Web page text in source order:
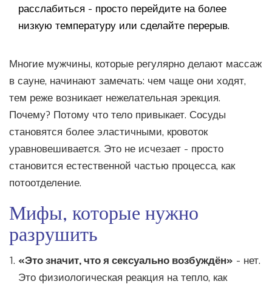
расслабиться - просто перейдите на более
низкую температуру или сделайте перерыв.
Многие мужчины, которые регулярно делают массаж
в сауне, начинают замечать: чем чаще они ходят,
тем реже возникает нежелательная эрекция.
Почему? Потому что тело привыкает. Сосуды
становятся более эластичными, кровоток
уравновешивается. Это не исчезает - просто
становится естественной частью процесса, как
потоотделение.
Мифы, которые нужно
разрушить
«Это значит, что я сексуально возбуждён» - нет.
Это физиологическая реакция на тепло, как